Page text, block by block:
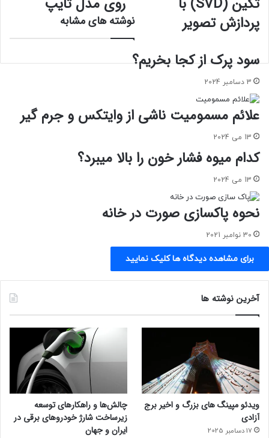
مقدار
تکین
(SVD)
پردازش
تصویر
پردازش تصویر
از
روی
نوشته های مشابه
سود پرک از کجا بخریم؟
3 دسامبر 2024
علائم مسمومیت ناشی از وایتکس و جرم گیر
13 می 2024
کدام میوه فشار خون را بالا میبرد؟
13 می 2024
نحوه پاکسازی صورت در خانه
30 نوامبر 2021
برای مشاهده دیدگاه ها کلیک نمایید
آخرین نوشته ها
ویدئو مپینگ های بزرگ و اخیر برج
آزادی
17 دسامبر 2025
چالش‌ها و راهکارهای توسعه
زیرساخت شارژ خودروهای برقی در
ایران و جهان